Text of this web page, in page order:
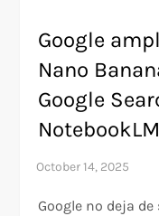
Google
Nano
Google
NotebookLM
Google no deja